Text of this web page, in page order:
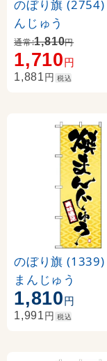
のぼり旗 (2754)
んじゅう
通常:1,810円
1,710円
1,881円 税込
のぼり旗 (1339)
まんじゅう
1,810円
1,991円 税込